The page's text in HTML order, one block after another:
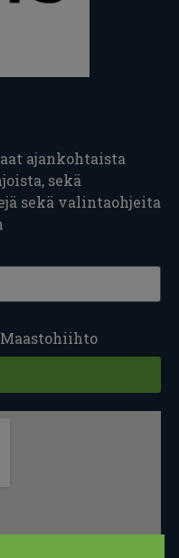
ajankohtaista
sekä
sekä valintaohjeita
Maastohiihto